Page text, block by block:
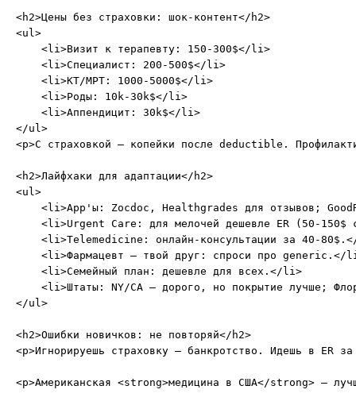
<h2>Цены без страховки: шок-контент</h2>
<ul>
    <li>Визит к терапевту: 150-300$</li>
    <li>Специалист: 200-500$</li>
    <li>КТ/МРТ: 1000-5000$</li>
    <li>Роды: 10k-30k$</li>
    <li>Аппендицит: 30k$</li>
</ul>
<p>С страховкой – копейки после deductible.
<h2>Лайфхаки для адаптации</h2>
<ul>
<li>App'ы: Zocdoc, Healthgrades для отзывов;
<li>Urgent Care: для мелочей дешевле ER (50-150$
<li>Telemedicine: онлайн-консультации за 40-
<li>Фармацевт – твой друг: спроси про generic.</
    <li>Семейный план: дешевле для всех.</li>
<li>Штаты: NY/CA – дорого, но покрытие лучше;
</ul>
<h2>Ошибки новичков: не повторяй</h2>
<p>Игнорируешь страховку – банкротство. Идешь в
<p>Американская <strong>медицина в США</strong> –